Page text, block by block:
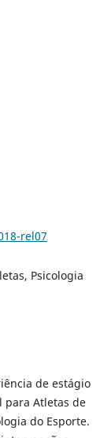
rel07
Psicologia
de estágio
para Atletas de
do Esporte.